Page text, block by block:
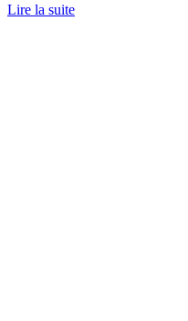
Lire la suite